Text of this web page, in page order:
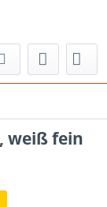
weiß fein